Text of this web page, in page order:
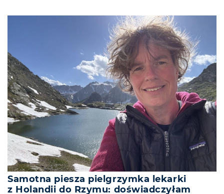
Samotna piesza pielgrzymka lekarki
z Holandii do Rzymu: doświadczyłam